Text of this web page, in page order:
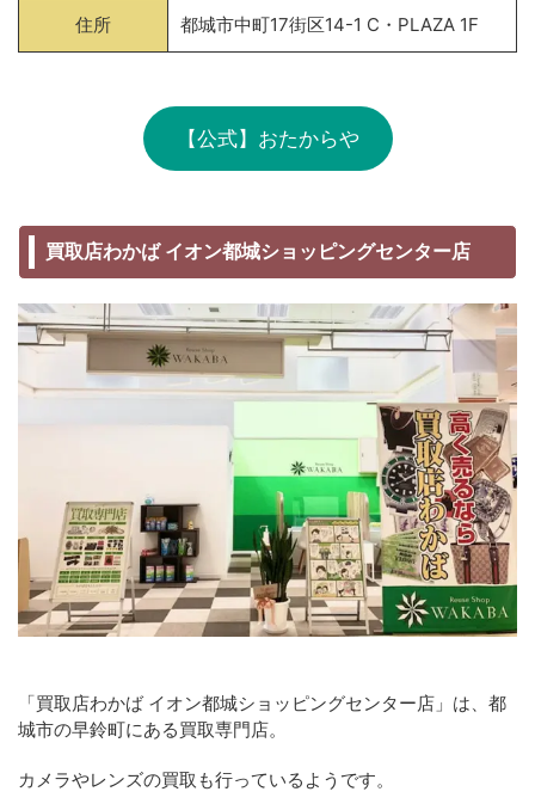
住所 都城市中町17街区14-1 C・PLAZA 1F
【公式】おたからや
買取店わかば イオン都城ショッピングセンター店
「買取店わかば イオン都城ショッピングセンター店」は、都
城市の早鈴町にある買取専門店。
カメラやレンズの買取も行っているようです。